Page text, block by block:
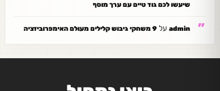
שיעשו לכם גוד טיים עם ערך מוסף
admin על 9 משחקי גיבוש קלילים מעולם האימפרוביזציה